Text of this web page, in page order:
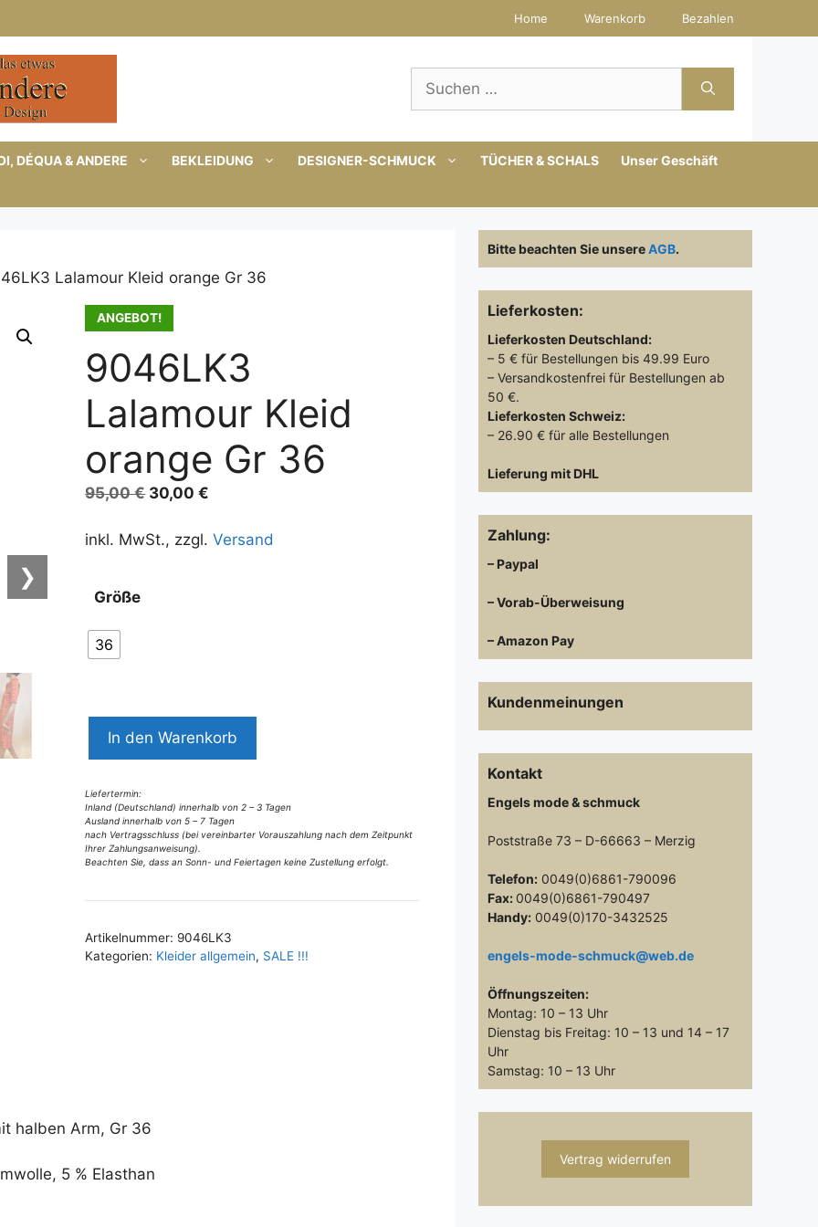
Home Warenkorb Bezahlen
Suchen
nach:
DÉQUA & ANDERE BEKLEIDUNG DESIGNER-SCHMUCK TÜCHER & SCHALS Unser Geschäft
Lalamour Kleid orange Gr 36
ANGEBOT!
❯
9046LK3
Lalamour Kleid
orange Gr 36
95,00€ Ursprünglicher
war:
30,00€
ist:
inkl. MwSt., zzgl.Versand
Größe
36
9046LK3
Lalamour
orange
Gr
36
Menge
In den Warenkorb
Liefertermin:
Inland (Deutschland) innerhalb von 2 – 3 Tagen
Ausland innerhalb von 5 – 7 Tagen
nach Vertragsschluss (bei vereinbarter Vorauszahlung nach dem Zeitpunkt
Ihrer Zahlungsanweisung).
Beachten Sie, dass an Sonn- und Feiertagen keine Zustellung erfolgt.
l
e
:
Artikelnummer: 9046LK3
Kategorien: Kleider allgemein, SALE !!!
halben Arm, Gr 36
5 % Elasthan
Bitte beachten Sie unsereAGB.
Lieferkosten:
Lieferkosten Deutschland:
– 5 € für Bestellungen bis 49.99 Euro
– Versandkostenfrei für Bestellungen ab
50 €.
Lieferkosten Schweiz:
– 26.90 € für alle Bestellungen
Lieferung mit DHL
Zahlung:
– Paypal
– Vorab-Überweisung
– Amazon Pay
Kundenmeinungen
Kontakt
Engels mode & schmuck
Poststraße 73 – D-66663 – Merzig
Telefon: 0049(0)6861-790096
Fax: 0049(0)6861-790497
Handy: 0049(0)170-3432525
engels-mode-schmuck@web.de
Öffnungszeiten:
Montag: 10 – 13 Uhr
Dienstag bis Freitag: 10 – 13 und 14 – 17
Uhr
Samstag: 10 – 13 Uhr
Vertrag widerrufen